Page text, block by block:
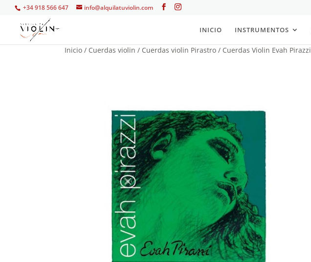
+34 918 566 647 info@alquilatuviolin.com
INICIO INSTRUMENTOS
Inicio / Cuerdas violin / Cuerdas violin Pirastro / Cuerdas Violin Evah Pirazzi